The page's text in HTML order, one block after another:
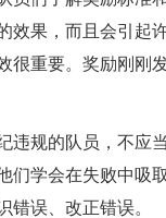
效果，而且会引起
很重要。奖励刚刚
违规的队员，不应
们学会在失败中吸
错误、改正错误。